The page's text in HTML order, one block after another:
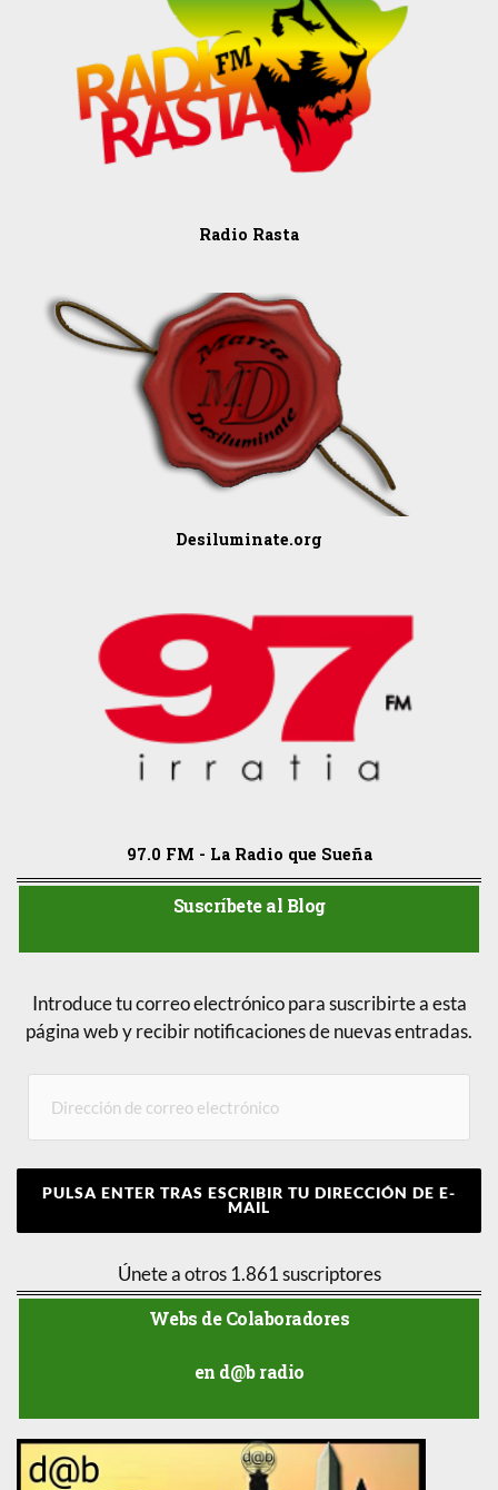
Radio Rasta
Desiluminate.org
97.0 FM - La Radio que Sueña
Suscríbete al Blog
Introduce tu correo electrónico para suscribirte a esta
página web y recibir notificaciones de nuevas entradas.
PULSA ENTER TRAS ESCRIBIR TU DIRECCIÓN DE E-
MAIL
Únete a otros 1.861 suscriptores
Webs de Colaboradores
en d@b radio